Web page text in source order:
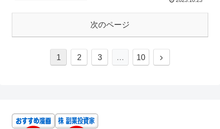
次のページ
1 2 3 … 10